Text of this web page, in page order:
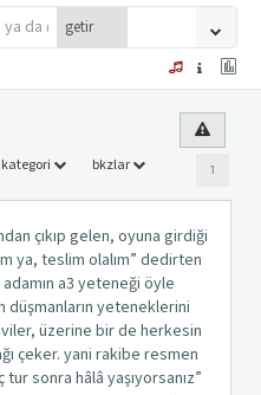
kategori bkzlar 1
çıkıp gelen, oyuna girdiği
ya, teslim olalım” dedirten
a3 yeteneği öyle
yeteneklerini
üzerine bir de herkesin
çeker. yani rakibe resmen
sonra hâlâ yaşıyorsanız”